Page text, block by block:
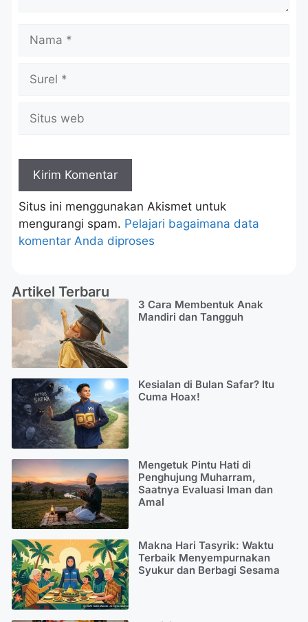
Situs ini menggunakan Akismet untuk
mengurangi spam. Pelajari bagaimana data
komentar Anda diproses
Artikel Terbaru
3 Cara Membentuk Anak
Mandiri dan Tangguh
Kesialan di Bulan Safar? Itu
Cuma Hoax!
Mengetuk Pintu Hati di
Penghujung Muharram,
Saatnya Evaluasi Iman dan
Amal
Makna Hari Tasyrik: Waktu
Terbaik Menyempurnakan
Syukur dan Berbagi Sesama